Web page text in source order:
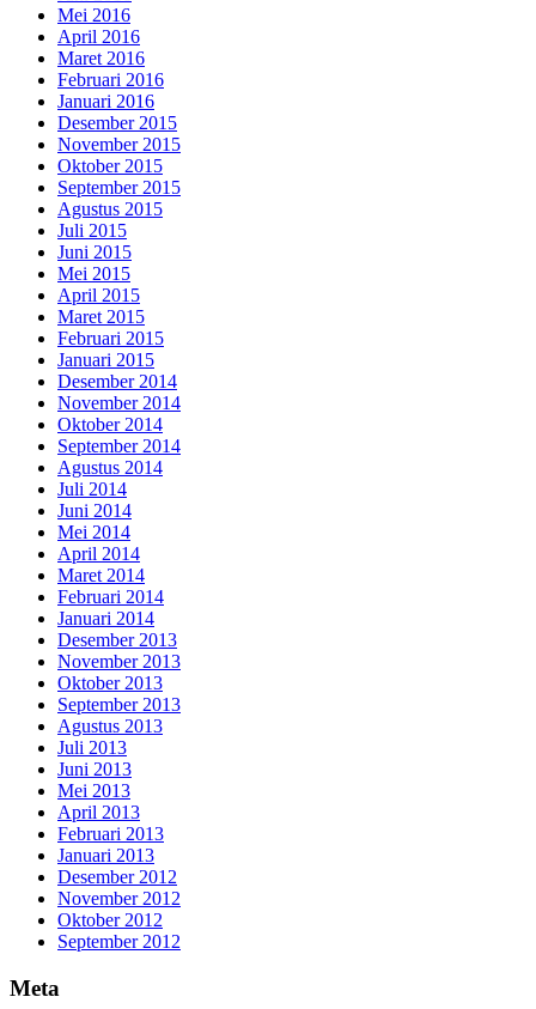
Mei 2016
April 2016
Maret 2016
Februari 2016
Januari 2016
Desember 2015
November 2015
Oktober 2015
September 2015
Agustus 2015
Juli 2015
Juni 2015
Mei 2015
April 2015
Maret 2015
Februari 2015
Januari 2015
Desember 2014
November 2014
Oktober 2014
September 2014
Agustus 2014
Juli 2014
Juni 2014
Mei 2014
April 2014
Maret 2014
Februari 2014
Januari 2014
Desember 2013
November 2013
Oktober 2013
September 2013
Agustus 2013
Juli 2013
Juni 2013
Mei 2013
April 2013
Februari 2013
Januari 2013
Desember 2012
November 2012
Oktober 2012
September 2012
Meta